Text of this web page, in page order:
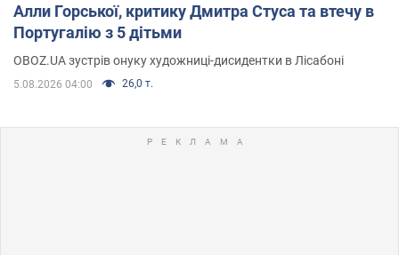
Алли Горської, критику Дмитра Стуса та втечу в
Португалію з 5 дітьми
OBOZ.UA зустрів онуку художниці-дисидентки в Лісабоні
5.08.2026 04:00 26,0 т.